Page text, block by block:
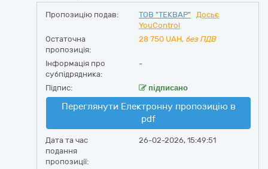
Пропозицію подав: ТОВ "ТЕКВАР"
Досьє
YouControl
Остаточна
пропозиція:
28 750 UAH, без ПДВ
Інформація про
субпідрядника:
-
Підпис: підписано
Переглянути Електронну пропозицію в
pdf
Дата та час
подання
пропозиції:
26-02-2026, 15:49:51